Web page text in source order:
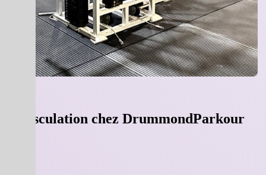
musculation chez DrummondParkour